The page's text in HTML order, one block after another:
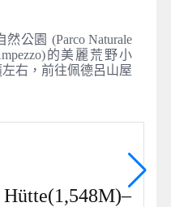
公園 (Parco Naturale
的美麗荒野小
右，前往佩德呂山屋